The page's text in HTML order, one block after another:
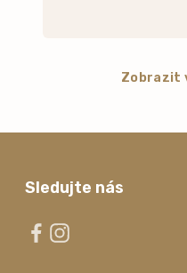
Zobrazit
Sledujte nás